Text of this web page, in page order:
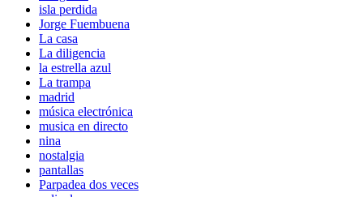
isla perdida
Jorge Fuembuena
La casa
La diligencia
la estrella azul
La trampa
madrid
música electrónica
musica en directo
nina
nostalgia
pantallas
Parpadea dos veces